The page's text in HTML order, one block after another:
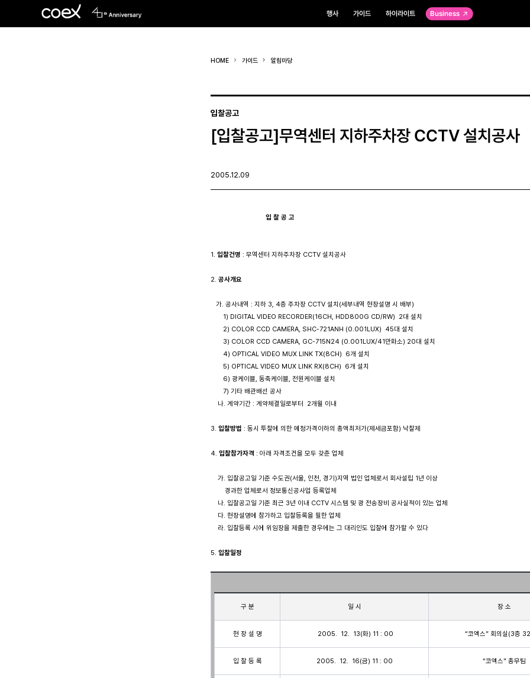
행사 가이드 하이라이트 Business
HOME 가이드 알림마당
입찰공고
[입찰공고]무역센터 지하주차장 CCTV 설치공사
2005.12.09
입 찰 공 고
1. 입찰건명 : 무역센터 지하주차장 CCTV 설치공사
2. 공사개요
   가. 공사내역 : 지하 3, 4층 주차장 CCTV 설치(세부내역 현장설명 시 배부)
       1) DIGITAL VIDEO RECORDER(16CH, HDD800G CD/RW)  2대 설치
       2) COLOR CCD CAMERA, SHC-721ANH (0.001LUX)  45대 설치
       3) COLOR CCD CAMERA, GC-715N24 (0.001LUX/41만화소) 20대 설치
       4) OPTICAL VIDEO MUX LINK TX(8CH)  6개 설치
       5) OPTICAL VIDEO MUX LINK RX(8CH)  6개 설치
       6) 광케이블, 동축케이블, 전원케이블 설치
       7) 기타 배관배선 공사
    나. 계약기간 : 계약체결일로부터  2개월 이내
3. 입찰방법 : 동시 투찰에 의한 예정가격이하의 총액최저가(제세금포함) 낙찰제
4. 입찰참가자격 : 아래 자격조건을 모두 갖춘 업체
    가. 입찰공고일 기준 수도권(서울, 인천, 경기)지역 법인 업체로서 회사설립 1년 이상
        경과한 업체로서 정보통신공사업 등록업체
    나. 입찰공고일 기준 최근 3년 이내 CCTV 시스템 및 광 전송장비 공사실적이 있는 업체
    다. 현장설명에 참가하고 입찰등록을 필한 업체
    라. 입찰등록 시에 위임장을 제출한 경우에는 그 대리인도 입찰에 참가할 수 있다
5. 입찰일정
구 분 일 시 장 소
현 장 설 명 2005.  12.  13(화) 11 : 00 “코엑스” 회의실(3층
입 찰 등 록 2005.  12.  16(금) 11 : 00 “코엑스” 총무팀